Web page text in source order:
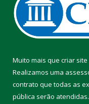
Muito mais que criar site
Realizamos uma
contrato que todas as
pública serão atendidas.